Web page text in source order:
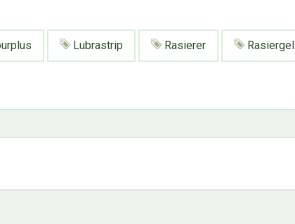
Lubrastrip Rasierer Rasiergel